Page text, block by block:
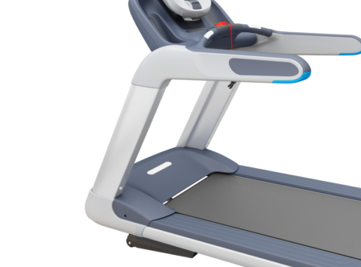
Máy Chạy Bộ
Xe Đạp Tập Thể Dục
Xe đạp ngồi có tựa lưng
Máy Trượt Tuyết
Máy Chèo Thuyền
Máy Leo Cầu Thang
Máy Rung Bụng
Máy tập phục hồi chức năng
Thiết Bị Phòng Gym chuyên dụng
Máy Khối Tập Với Cáp
Máy khối đa năng
Robot
Ghế Tập Đa Năng
Khung Tập Tạ Rời
Dàn Tập Thể Lực 360
Máy tập Home Gym
Dụng Cụ Tập Gym